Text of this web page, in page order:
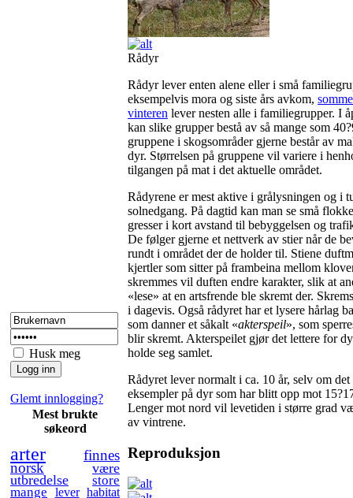
Husk meg
Glemt innlogging?
Mest brukte
søkeord
arter finnes
norsk være
utbredelse store
mange lever habitat
Rådyr
Rådyr lever enten alene eller i små
eksempelvis mora og siste års avkom,
vinteren lever nesten alle i familiegrupper. I
kan slike grupper bestå av så mange som
gruppene i skogsområder gjerne består av
dyr. Størrelsen på gruppene vil variere i
tilgangen på mat i det aktuelle området.
Rådyrene er mest aktive i grålysningen og i
solnedgang. På dagtid kan man se små
gresser i kort avstand til bebyggelsen og
De følger gjerne et nettverk av stier når de
rundt i området der de holder til. Stiene
kjertler som sitter på frambeina mellom
skremmes vil duften endre karakter, slik at
«lese» at en artsfrende ble skremt der.
i dagevis. Også rådyret har et lysere hårlag
som danner et såkalt «akterspeil», som
blir skremt. Akterspeilet gjør det lettere for
holde seg samlet.
Rådyret lever normalt i ca. 10 år, selv om det
eksempler på dyr som har blitt opp mot
Lenger mot nord vil levetiden i større grad
av vintrene.
Reproduksjon